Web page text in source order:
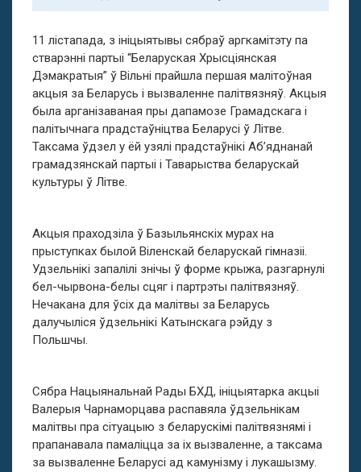
11 лістапада, з ініцыятывы сябраў аргкамітэту па
стварэнні партыі “Беларуская Хрысціянская
Дэмакратыя” ў Вільні прайшла першая малітоўная
акцыя за Беларусь і вызваленне палітвязняў. Акцыя
была арганізаваная пры дапамозе Грамадскага і
палітычнага прадстаўніцтва Беларусі ў Літве.
Таксама ўдзел у ёй узялі прадстаўнікі Аб’яднанай
грамадзянскай партыі і Таварыства беларускай
культуры ў Літве.
Акцыя праходзіла ў Базыльянскіх мурах на
прыступках былой Віленскай беларускай гімназіі.
Удзельнікі запалілі знічы ў форме крыжа, разгарнулі
бел-чырвона-белы сцяг і партрэты палітвязняў.
Нечакана для ўсіх да малітвы за Беларусь
далучыліся ўдзельнікі Катынскага рэйду з
Польшчы.
Сябра Нацыянальнай Рады БХД, ініцыятарка акцыі
Валерыя Чарнаморцава распавяла ўдзельнікам
малітвы пра сітуацыю з беларускімі палітвязнямі і
прапанавала памаліцца за іх вызваленне, а таксама
за вызваленне Беларусі ад камунізму і лукашызму.